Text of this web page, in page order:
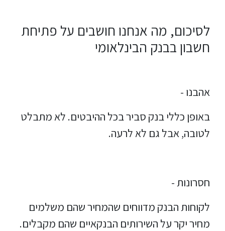
לסיכום, מה אנחנו חושבים על פתיחת
חשבון בבנק הבינלאומי
אהבנו -
באופן כללי בנק סביר בכל ההיבטים. לא מתבלט
לטובה, אבל גם לא לרעה.
חסרונות -
לקוחות הבנק מדווחים שהמחיר שהם משלמים
מחיר יקר על השירותים הבנקאיים שהם מקבלים.